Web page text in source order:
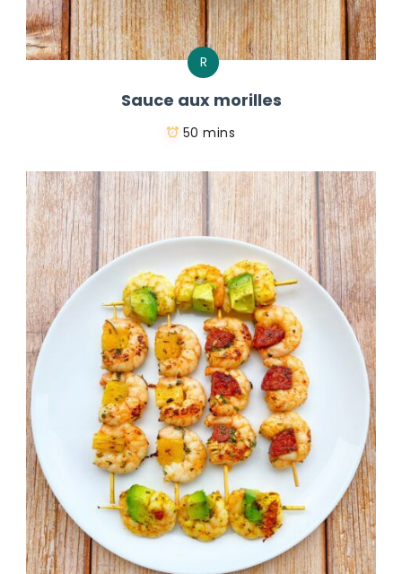
R
Sauce aux morilles
50 mins